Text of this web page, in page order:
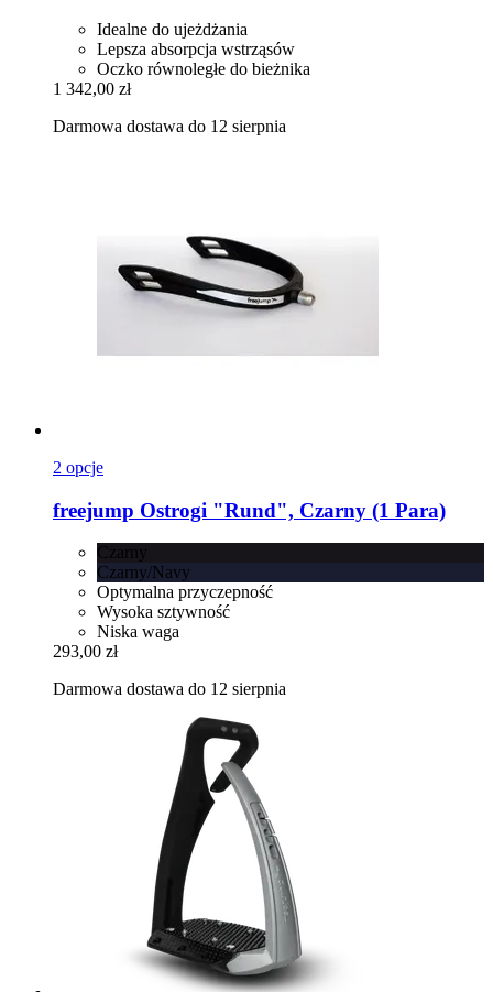
Idealne do ujeżdżania
Lepsza absorpcja wstrząsów
Oczko równoległe do bieżnika
1 342,00 zł
Darmowa dostawa do 12 sierpnia
2 opcje
freejump Ostrogi "Rund", Czarny (1 Para)
Czarny
Czarny/Navy
Optymalna przyczepność
Wysoka sztywność
Niska waga
293,00 zł
Darmowa dostawa do 12 sierpnia